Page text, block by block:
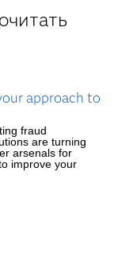
approach to
fraud
are turning
arsenals for
improve your